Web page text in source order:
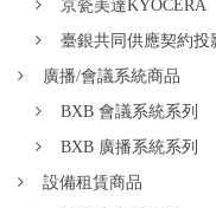
京瓷美達KYOCERA
臺銀共同供應契約投
廣播/會議系統商品
BXB 會議系統系列
BXB 廣播系統系列
設備租賃商品